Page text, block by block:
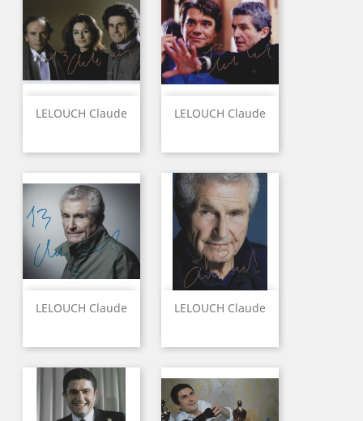
LELOUCH Claude LELOUCH Claude
LELOUCH Claude LELOUCH Claude